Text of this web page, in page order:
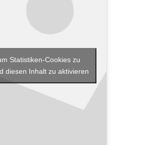
Statistiken-Cookies zu
diesen Inhalt zu aktivieren